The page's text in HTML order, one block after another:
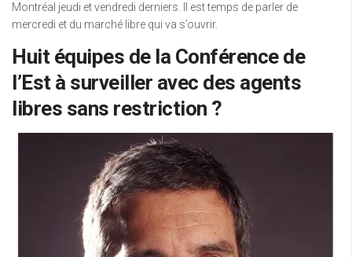
Montréal jeudi et vendredi derniers. Il est temps de parler de
mercredi et du marché libre qui va s’ouvrir.
Huit équipes de la Conférence de
l’Est à surveiller avec des agents
libres sans restriction ?